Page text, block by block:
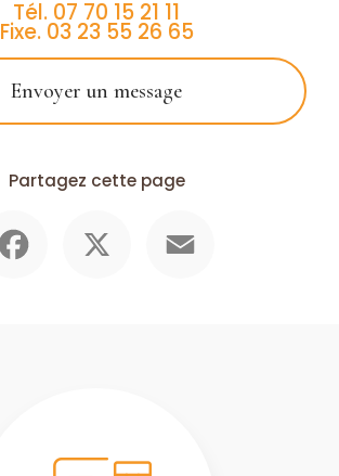
Tél. 07 70 15 21 11
Fixe. 03 23 55 26 65
Envoyer un message
Partagez cette page